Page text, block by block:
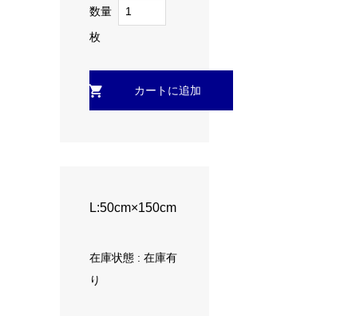
数量
枚
L:50cm×150cm
在庫状態 : 在庫有
り